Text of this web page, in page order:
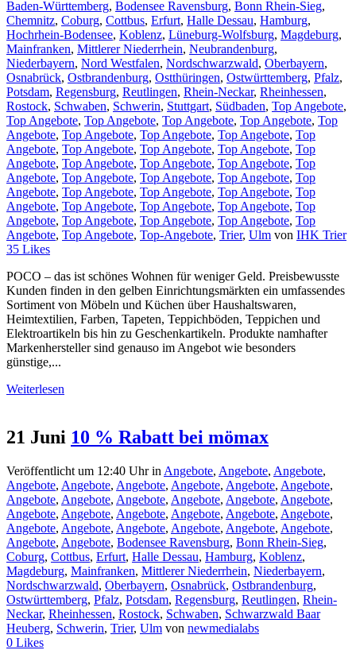
Baden-Württemberg, Bodensee Ravensburg, Bonn Rhein-Sieg,
Chemnitz, Coburg, Cottbus, Erfurt, Halle Dessau, Hamburg,
Hochrhein-Bodensee, Koblenz, Lüneburg-Wolfsburg, Magdeburg,
Mainfranken, Mittlerer Niederrhein, Neubrandenburg,
Niederbayern, Nord Westfalen, Nordschwarzwald, Oberbayern,
Osnabrück, Ostbrandenburg, Ostthüringen, Ostwürttemberg, Pfalz,
Potsdam, Regensburg, Reutlingen, Rhein-Neckar, Rheinhessen,
Rostock, Schwaben, Schwerin, Stuttgart, Südbaden, Top Angebote,
Top Angebote, Top Angebote, Top Angebote, Top Angebote, Top
Angebote, Top Angebote, Top Angebote, Top Angebote, Top
Angebote, Top Angebote, Top Angebote, Top Angebote, Top
Angebote, Top Angebote, Top Angebote, Top Angebote, Top
Angebote, Top Angebote, Top Angebote, Top Angebote, Top
Angebote, Top Angebote, Top Angebote, Top Angebote, Top
Angebote, Top Angebote, Top Angebote, Top Angebote, Top
Angebote, Top Angebote, Top Angebote, Top Angebote, Top
Angebote, Top Angebote, Top-Angebote, Trier, Ulm von IHK Trier
35 Likes
POCO – das ist schönes Wohnen für weniger Geld. Preisbewusste
Kunden finden in den gelben Einrichtungsmärkten ein umfassendes
Sortiment von Möbeln und Küchen über Haushaltswaren,
Heimtextilien, Farben, Tapeten, Teppichböden, Teppichen und
Elektroartikeln bis hin zu Geschenkartikeln. Produkte namhafter
Markenhersteller sind genauso im Angebot wie besonders
günstige,...
Weiterlesen
21 Juni 10 % Rabatt bei mömax
Veröffentlicht um 12:40 Uhrin Angebote, Angebote, Angebote,
Angebote, Angebote, Angebote, Angebote, Angebote, Angebote,
Angebote, Angebote, Angebote, Angebote, Angebote, Angebote,
Angebote, Angebote, Angebote, Angebote, Angebote, Angebote,
Angebote, Angebote, Angebote, Angebote, Angebote, Angebote,
Angebote, Angebote, Bodensee Ravensburg, Bonn Rhein-Sieg,
Coburg, Cottbus, Erfurt, Halle Dessau, Hamburg, Koblenz,
Magdeburg, Mainfranken, Mittlerer Niederrhein, Niederbayern,
Nordschwarzwald, Oberbayern, Osnabrück, Ostbrandenburg,
Ostwürttemberg, Pfalz, Potsdam, Regensburg, Reutlingen, Rhein-
Neckar, Rheinhessen, Rostock, Schwaben, Schwarzwald Baar
Heuberg, Schwerin, Trier, Ulm von newmedialabs
0 Likes